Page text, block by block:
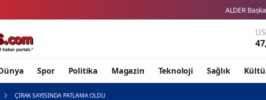
ALDER Başkanı Mahmut
Spor Politika Magazin Teknoloji Sağlık
ÇIRAK SAYISINDA PATLAMA OLDU